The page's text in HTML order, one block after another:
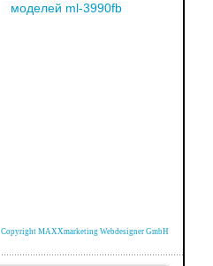
моделей ml-3990fb
Copyright MAXXmarketing Webdesigner GmbH